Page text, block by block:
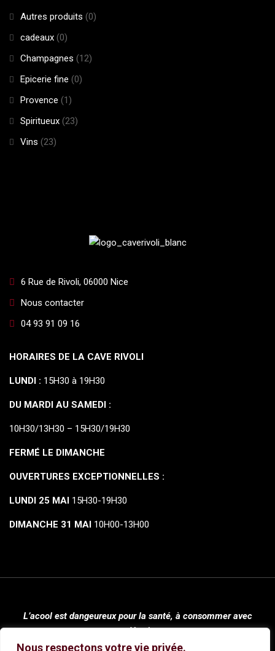
Nous respectons votre vie privée.
Autres produits (0)
cadeaux (0)
Champagnes (12)
Epicerie fine (0)
Provence (1)
Spiritueux (23)
Vins (23)
6 Rue de Rivoli, 06000 Nice
Nous contacter
04 93 91 09 16
HORAIRES DE LA CAVE RIVOLI
LUNDI : 15H30 à 19H30
DU MARDI AU SAMEDI :
10H30/13H30 – 15H30/19H30
FERMÉ LE DIMANCHE
OUVERTURES EXCEPTIONNELLES :
LUNDI 25 MAI 15H30-19H30
DIMANCHE 31 MAI 10H00-13H00
L’acool est dangeureux pour la santé, à consommer avec
modération.